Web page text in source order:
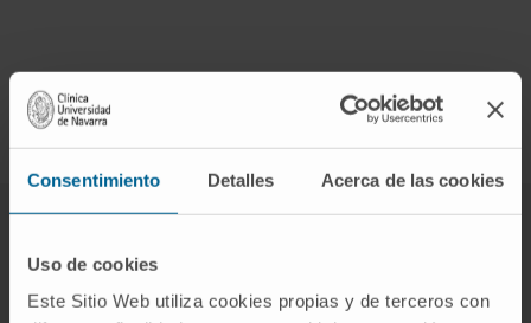
Consentimiento Detalles Acerca de las cookies
Uso de cookies
Este Sitio Web utiliza cookies propias y de terceros con
Autres centres de recherche du campus de
l’Universidad de Navarra